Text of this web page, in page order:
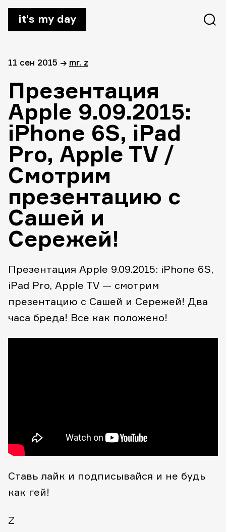
it’s my day
11 сен 2015 → mr. z
Презентация
Apple 9.09.2015:
iPhone 6S, iPad
Pro, Apple TV /
Cмотрим
презентацию с
Сашей и
Сережей!
Презентация Apple 9.09.2015: iPhone 6S,
iPad Pro, Apple TV — смотрим
презентацию с Сашей и Сережей! Два
часа бреда! Все как положено!
Ставь лайк и подписывайся и не будь
как гей!
Z